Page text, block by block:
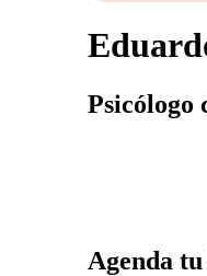
Psicólogo
Agenda